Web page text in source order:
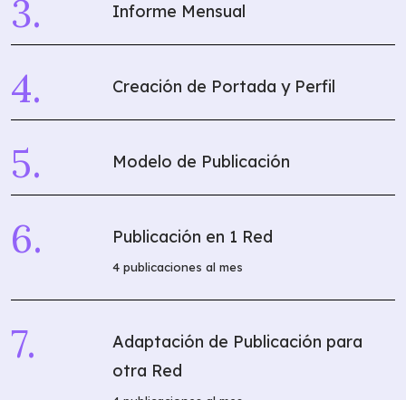
Informe Mensual
Creación de Portada y Perfil
Modelo de Publicación
Publicación en 1 Red
4 publicaciones al mes
Adaptación de Publicación para
otra Red